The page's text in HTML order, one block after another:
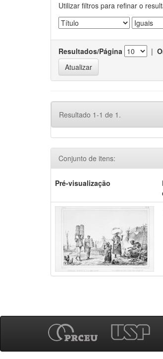
Utilizar filtros para refinar o
Resultados/Página |
Resultado 1-1 de 1.
Conjunto de itens:
Pré-visualização